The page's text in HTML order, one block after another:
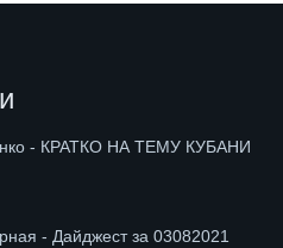
- КРАТКО НА ТЕМУ КУБАНИ
- Дайджест за 03082021